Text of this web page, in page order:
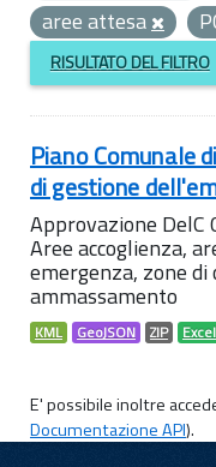
aree attesa
RISULTATO DEL FILTRO
Piano Comunale
di gestione
Approvazione
Aree accoglienza,
emergenza, zone
ammassamento
KML GeoJSON ZIP
E' possibile inoltre
Documentazione API).